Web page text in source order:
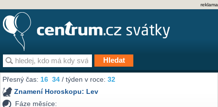
reklama
Přesný čas:16 34 / týden v roce:32
Znamení Horoskopu: Lev
Fáze měsíce: